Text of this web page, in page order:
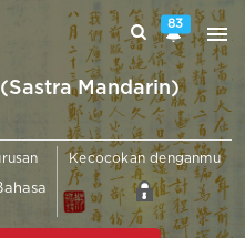
83
Mandarin)
Kecocokan denganmu